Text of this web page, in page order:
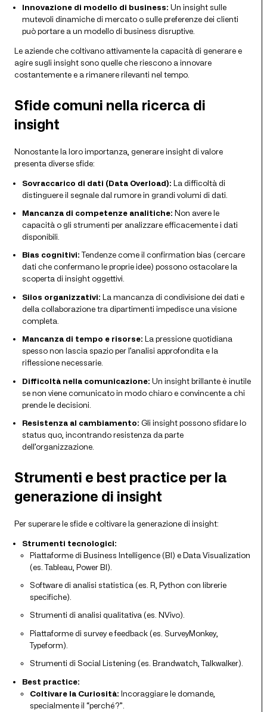
Innovazione di modello di business: Un insight sulle
mutevoli dinamiche di mercato o sulle preferenze dei clienti
può portare a un modello di business disruptive.
Le aziende che coltivano attivamente la capacità di generare e
agire sugli insight sono quelle che riescono a innovare
costantemente e a rimanere rilevanti nel tempo.
Sfide comuni nella ricerca di
insight
Nonostante la loro importanza, generare insight di valore
presenta diverse sfide:
Sovraccarico di dati (Data Overload): La difficoltà di
distinguere il segnale dal rumore in grandi volumi di dati.
Mancanza di competenze analitiche: Non avere le
capacità o gli strumenti per analizzare efficacemente i dati
disponibili.
Bias cognitivi:Tendenze come il confirmation bias (cercare
dati che confermano le proprie idee) possono ostacolare la
scoperta di insight oggettivi.
Silos organizzativi: La mancanza di condivisione dei dati e
della collaborazione tra dipartimenti impedisce una visione
completa.
Mancanza di tempo e risorse: La pressione quotidiana
spesso non lascia spazio per l’analisi approfondita e la
riflessione necessarie.
Difficoltà nella comunicazione: Un insight brillante è inutile
se non viene comunicato in modo chiaro e convincente a chi
prende le decisioni.
Resistenza al cambiamento: Gli insight possono sfidare lo
status quo, incontrando resistenza da parte
dell’organizzazione.
Strumenti e best practice per la
generazione di insight
Per superare le sfide e coltivare la generazione di insight:
Strumenti tecnologici:
Piattaforme di Business Intelligence (BI) e Data Visualization
(es. Tableau, Power BI).
Software di analisi statistica (es. R, Python con librerie
specifiche).
Strumenti di analisi qualitativa (es. NVivo).
Piattaforme di survey e feedback (es. SurveyMonkey,
Typeform).
Strumenti di Social Listening (es. Brandwatch, Talkwalker).
Best practice:
Coltivare la Curiosità: Incoraggiare le domande,
specialmente il “perché?”.